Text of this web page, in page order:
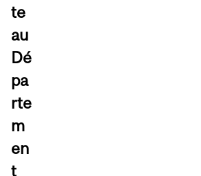
te
au
Dé
pa
rte
m
en
t